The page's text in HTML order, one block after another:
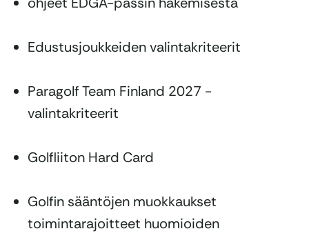
Edustusjoukkeiden valintakriteerit
Paragolf Team Finland 2027 -
valintakriteerit
Golfliiton Hard Card
Golfin sääntöjen muokkaukset
toimintarajoitteet huomioiden